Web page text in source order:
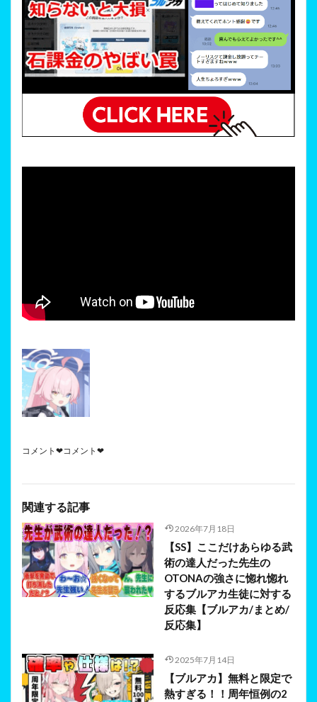
コメント❤コメント❤
関連する記事
2026年7月18日
【SS】ここだけあらゆる武
術の達人だった先生の
OTONAの強さに惚れ惚れ
するブルアカ生徒に対する
反応集【ブルアカ/まとめ/
反応集】
2025年7月14日
【ブルアカ】無料と限定で
熱すぎる！！周年恒例の2